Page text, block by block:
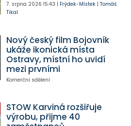
7. srpna 2026 15:43 | Frýdek-Místek| Tomáš
Tikal
Nový český film Bojovník
ukáže ikonická místa
Ostravy, místní ho uvidí
mezi prvními
Komerční sdělení
STOW Karviná rozšiřuje
výrobu, přijme 40